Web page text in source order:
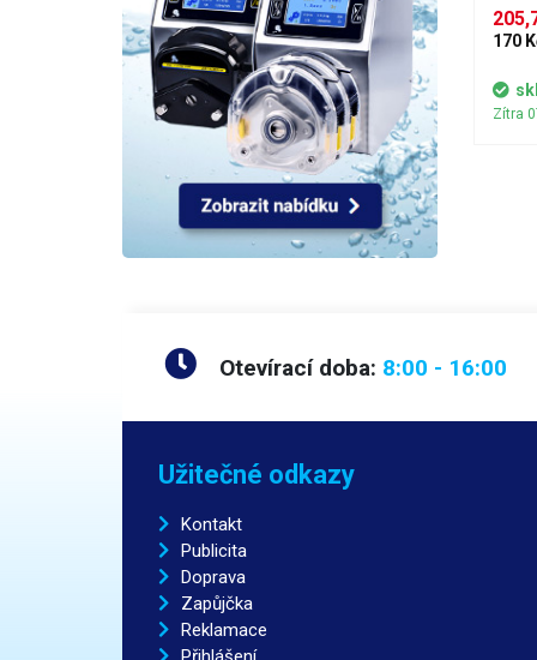
mezi
mm.
170
Zítra
Otevírací doba: 8:00 - 16:00
Užitečné odkazy
Kontakt
Publicita
Doprava
Zapůjčka
Reklamace